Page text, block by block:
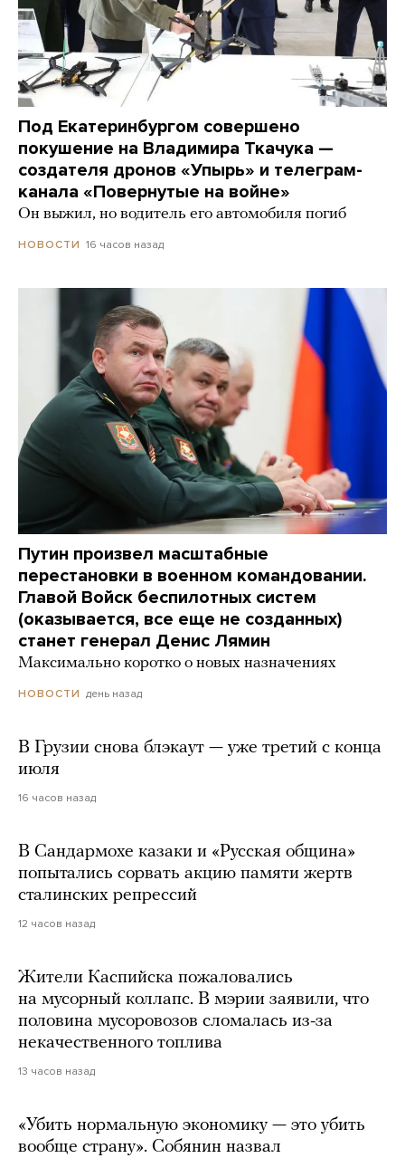
Под Екатеринбургом совершено
покушение на Владимира Ткачука —
создателя дронов «Упырь» и телеграм-
канала «Повернутые на войне»
Он выжил, но водитель его автомобиля погиб
НОВОСТИ 16 часов назад
Путин произвел масштабные
перестановки в военном командовании.
Главой Войск беспилотных систем
(оказывается, все еще не созданных)
станет генерал Денис Лямин
Максимально коротко о новых назначениях
НОВОСТИ день назад
В Грузии снова блэкаут — уже третий с конца
июля
16 часов назад
В Сандармохе казаки и «Русская община»
попытались сорвать акцию памяти жертв
сталинских репрессий
12 часов назад
Жители Каспийска пожаловались
на мусорный коллапс. В мэрии заявили, что
половина мусоровозов сломалась из-за
некачественного топлива
13 часов назад
«Убить нормальную экономику — это убить
вообще страну». Собянин назвал